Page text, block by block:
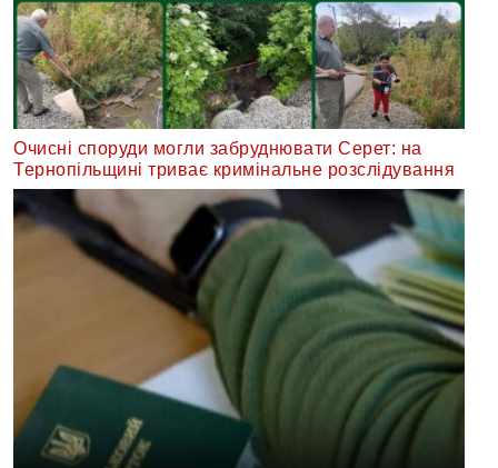
Очисні споруди могли забруднювати Серет: на
Тернопільщині триває кримінальне розслідування